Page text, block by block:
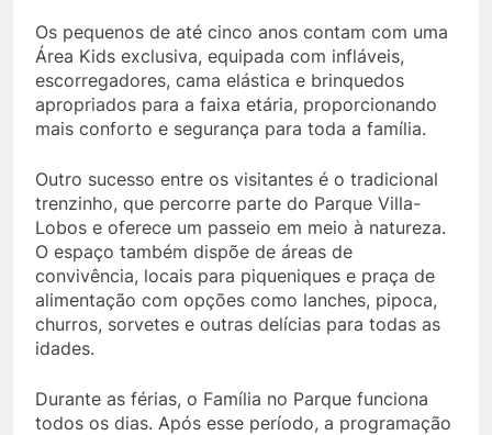
Os pequenos de até cinco anos contam com uma
Área Kids exclusiva, equipada com infláveis,
escorregadores, cama elástica e brinquedos
apropriados para a faixa etária, proporcionando
mais conforto e segurança para toda a família.
Outro sucesso entre os visitantes é o tradicional
trenzinho, que percorre parte do Parque Villa-
Lobos e oferece um passeio em meio à natureza.
O espaço também dispõe de áreas de
convivência, locais para piqueniques e praça de
alimentação com opções como lanches, pipoca,
churros, sorvetes e outras delícias para todas as
idades.
Durante as férias, o Família no Parque funciona
todos os dias. Após esse período, a programação